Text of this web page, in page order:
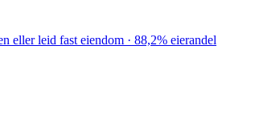
eller leid fast eiendom · 88,2% eierandel